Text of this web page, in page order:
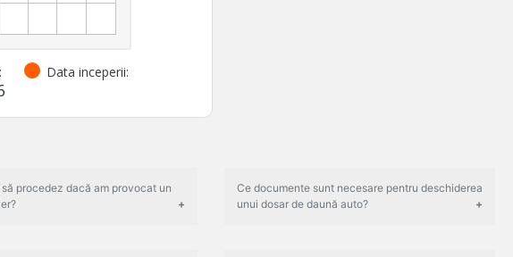
Data inceperii:
procedez dacă am provocat un
Ce documente sunt necesare pentru deschiderea
unui dosar de daună auto?